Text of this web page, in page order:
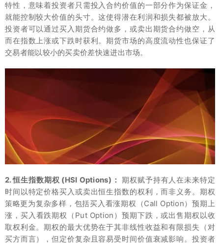
特性，意味着投资者只需投入合约价值的一部分作为保证金，
就能控制较大价值的头寸。这使得潜在利润和损失都被放大。
投资者可以通过买入期货合约做多，或卖出期货合约做空，从
而在指数上涨或下跌时获利。期货市场的高度流动性也保证了
交易者能以较小的买卖价差快速进出市场。
2. 恒生指数期权 (HSI Options)： 期权赋予持有人在未来特定
时间以特定价格买入或卖出恒生指数的权利，而非义务。期权
策略更为复杂多样，包括买入看涨期权（Call Option）预期上
涨，买入看跌期权（Put Option）预期下跌，或出售期权以收
取权利金。期权的最大优势在于其非线性收益和有限损失（对
买方而言），但定价复杂且容易受时间价值衰减影响。投资者